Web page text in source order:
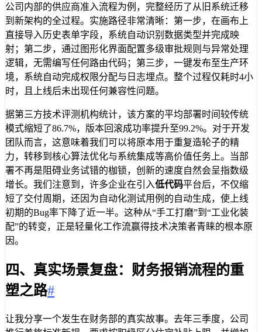
公司内部的供应商准入流程为例，完整经历了从旧系统迁移
到新架构的全过程。实施路径非常清晰：第一步，在画布上
直接导入历史表单字段，系统自动识别数据类型并完成映
射；第二步，通过图形化界面配置多级审批规则与异常处理
逻辑，无需编写任何路由代码；第三步，一键发布至生产环
境，系统自动完成权限分配与日志埋点。整个过程仅耗时4小
时，且上线后未出现任何兼容性问题。
据第三方技术评测机构统计，该方案的平均部署时间较传统
模式缩短了86.7%，版本回滚成功率提升至99.2%。对于开发
团队而言，这意味着我们可以将原本用于重复造轮子的精
力，转移到核心算法优化与系统集成等高价值任务上。当部
署不再是阻碍业务试错的枷锁，创新的速度自然会呈指数级
增长。我们注意到，许多企业在引入低代码平台后，不仅缩
短了交付周期，还因为自动化测试用例的自动生成，使上线
初期的Bug率下降了近一半。这种从“手工打磨”到“工业化装
配”的转变，正是轻量化工作流赢得技术决策者青睐的根本原
因。
四、真实场景复盘：财务报销流程的重
塑之路#
让我分享一个发生在财务部的真实故事。去年三季度，公司